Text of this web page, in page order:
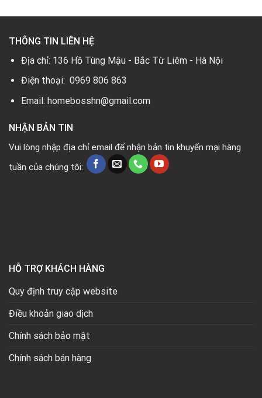
THÔNG TIN LIÊN HỆ
Địa chỉ: 136 Hồ Tùng Mậu - Bắc Từ Liêm - Hà Nội
Điện thoại: 0969 806 863
Email: homebosshn@gmail.com
NHẬN BẢN TIN
Vui lòng nhập địa chỉ email để nhận bản tin khuyến mại hàng
tuần của chúng tôi:
HỖ TRỢ KHÁCH HÀNG
Quy định truy cập website
Điều khoản giao dịch
Chính sách bảo mật
Chính sách bán hàng